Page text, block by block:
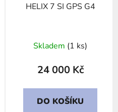
HELIX 7 SI GPS G4
Skladem (1 ks)
24 000 Kč
DO KOŠÍKU